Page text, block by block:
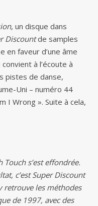
, un disque dans
Discountde samples
faveur d’une âme
à l’écoute à
pistes de danse,
Uni – numéro 44
I Wrong ». Suite à cela,
Touch s’est effondrée.
c’est Super Discount
retrouve les méthodes
de 1997, avec des